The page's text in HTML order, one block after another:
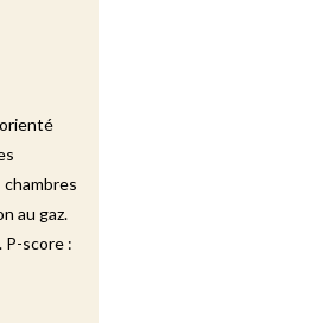
au gaz.
score :